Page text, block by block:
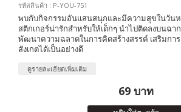
รหัสสินค้า : P-YOU-751
พบกับกิจกรรมอันแสนสนุกและมีความสุขในวัน
สติกเกอร์น่ารักสำหรับให้เด็กๆ นำไปติดลงบนฉ
พัฒนาความฉลาดในการคิดสร้างสรรค์ เสริมกา
สังเกตได้เป็นอย่างดี
ดูรายละเอียดเพิ่มเติม
69 บาท